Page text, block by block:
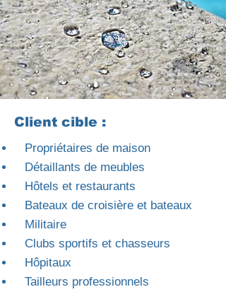
Client cible :
Propriétaires de maison
Détaillants de meubles
Hôtels et restaurants
Bateaux de croisière et bateaux
Militaire
Clubs sportifs et chasseurs
Hôpitaux
Tailleurs professionnels